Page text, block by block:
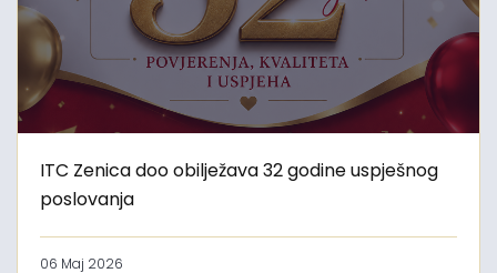
ITC Zenica doo obilježava 32 godine uspješnog
poslovanja
06 Maj 2026